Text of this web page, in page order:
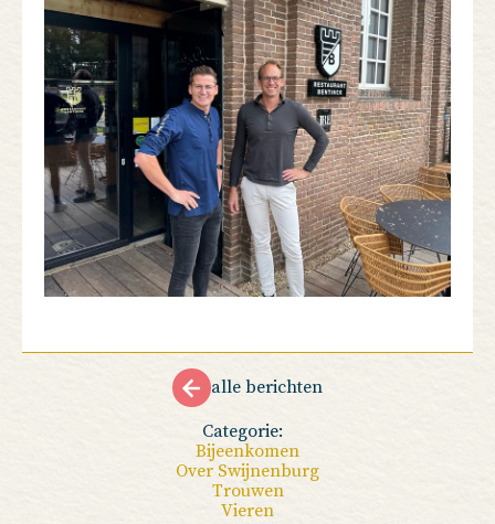
alle berichten
Categorie:
Bijeenkomen
Over Swijnenburg
Trouwen
Vieren